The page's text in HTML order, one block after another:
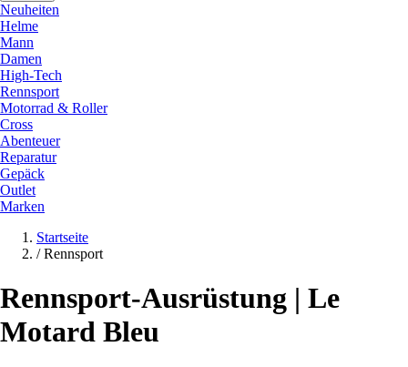
Neuheiten
Helme
Mann
Damen
High-Tech
Rennsport
Motorrad & Roller
Cross
Abenteuer
Reparatur
Gepäck
Outlet
Marken
Startseite
/ Rennsport
Rennsport-Ausrüstung | Le
Motard Bleu